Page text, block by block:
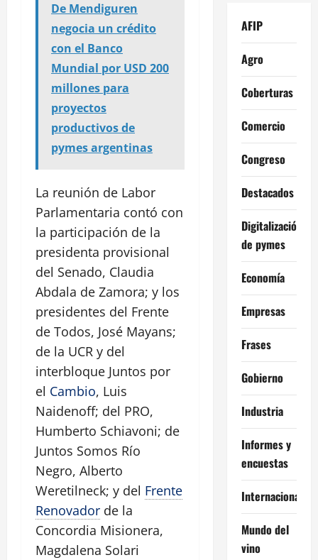
De Mendiguren
negocia un crédito
con el Banco
Mundial por USD 200
millones para
proyectos
productivos de
pymes argentinas
La reunión de Labor
Parlamentaria contó con
la participación de la
presidenta provisional
del Senado, Claudia
Abdala de Zamora; y los
presidentes del Frente
de Todos, José Mayans;
de la UCR y del
interbloque Juntos por
el Cambio, Luis
Naidenoff; del PRO,
Humberto Schiavoni; de
Juntos Somos Río
Negro, Alberto
Weretilneck; y del Frente
Renovador de la
Concordia Misionera,
Magdalena Solari
AFIP
Agro
Coberturas
Comercio
Congreso
Destacados
Digitalización
de pymes
Economía
Empresas
Frases
Gobierno
Industria
Informes y
encuestas
Internacional
Mundo del
vino